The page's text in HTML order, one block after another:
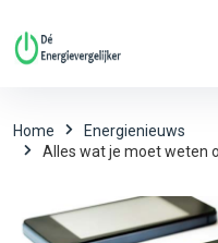
Home
Energienieuws
Alles wat je moet weten